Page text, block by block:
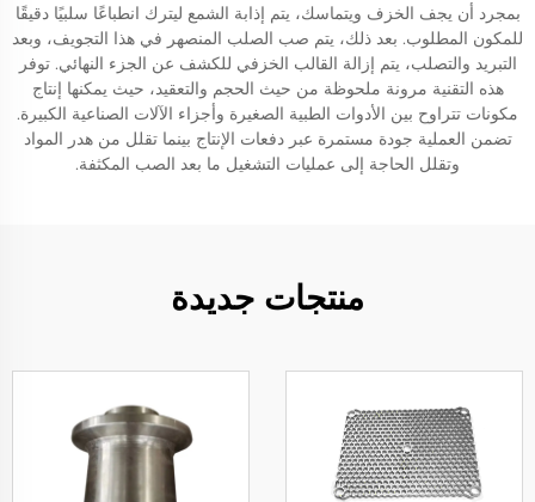
بمجرد أن يجف الخزف ويتماسك، يتم إذابة الشمع ليترك انطباعًا سلبيًا دقيقًا
للمكون المطلوب. بعد ذلك، يتم صب الصلب المنصهر في هذا التجويف، وبعد
التبريد والتصلب، يتم إزالة القالب الخزفي للكشف عن الجزء النهائي. توفر
هذه التقنية مرونة ملحوظة من حيث الحجم والتعقيد، حيث يمكنها إنتاج
مكونات تتراوح بين الأدوات الطبية الصغيرة وأجزاء الآلات الصناعية الكبيرة.
تضمن العملية جودة مستمرة عبر دفعات الإنتاج بينما تقلل من هدر المواد
وتقلل الحاجة إلى عمليات التشغيل ما بعد الصب المكثفة.
منتجات جديدة